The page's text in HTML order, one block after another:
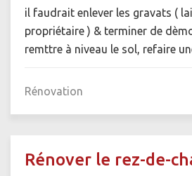
il faudrait enlever les gravats (
propriétaire ) & terminer de
remttre à niveau le sol, refaire
Rénovation
Rénover le rez-de-